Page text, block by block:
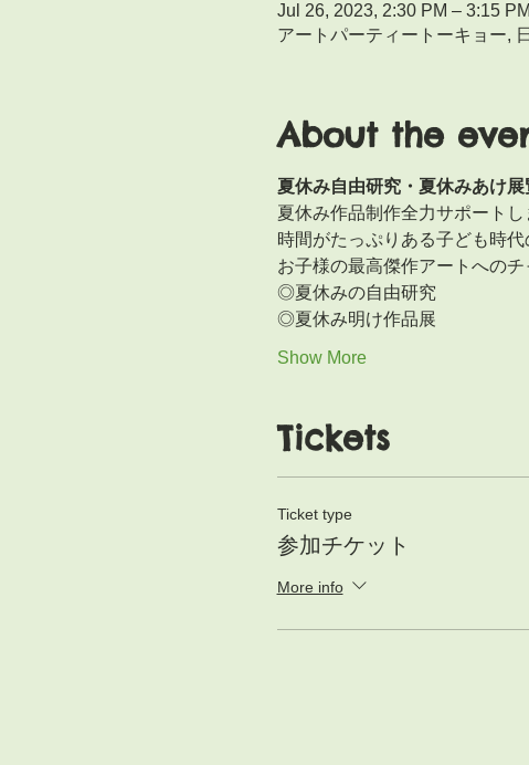
Jul 26, 2023, 2:30 PM – 3:15 PM
アートパーティートーキョー,
About the
夏休み自由研究・夏休みあけ
夏休み作品制作全力サポートし
時間がたっぷりある子ども時代
お子様の最高傑作アートへの
◎夏休みの自由研究
◎夏休み明け作品展
Show More
Tickets
Ticket type
参加チケット
More info